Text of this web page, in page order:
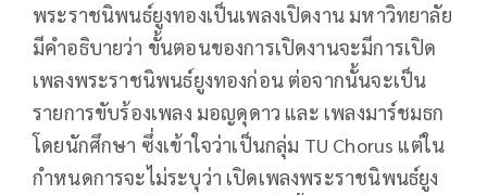
พระราชนิพนธ์ยูงทองเป็นเพลงเปิดงาน มหาวิทยาลัย
มีคำอธิบายว่า ขั้นตอนของการเปิดงานจะมีการเปิด
เพลงพระราชนิพนธ์ยูงทองก่อน ต่อจากนั้นจะเป็น
รายการขับร้องเพลง มอญดุดาว และ เพลงมาร์ชมธก
โดยนักศึกษา ซึ่งเข้าใจว่าเป็นกลุ่ม TU Chorus แต่ใน
กำหนดการจะไม่ระบุว่า เปิดเพลงพระราชนิพนธ์ยูง